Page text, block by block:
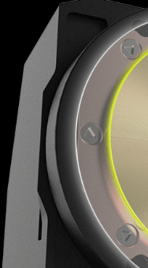
Ultraprecíziós